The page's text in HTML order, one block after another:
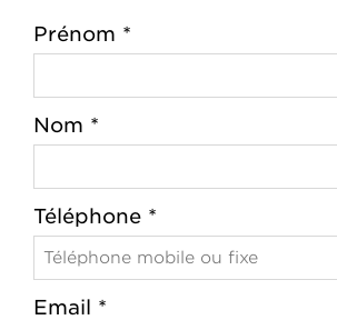
Prénom *
Nom *
Téléphone *
Email *